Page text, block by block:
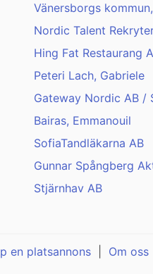
Vänersborgs
Nordic Talent
Hing Fat Restaurang
Peteri Lach, Gabriele
Gateway Nordic AB /
Bairas, Emmanouil
SofiaTandläkarna AB
Gunnar Spångberg
Stjärnhav AB
en platsannons Om oss